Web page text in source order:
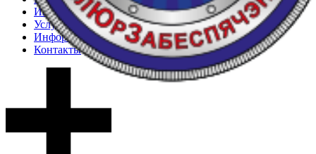
Интернет-витрина
Услуги
Информация
Контакты